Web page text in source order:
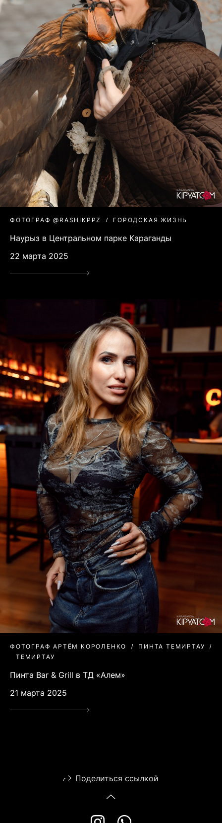
ФОТОГРАФ @RASHIKPPZ ГОРОДСКАЯ ЖИЗНЬ
Наурыз в Центральном парке Караганды
22 марта 2025
ФОТОГРАФ АРТЁМ КОРОЛЕНКО
ПИНТА ТЕМИРТАУ
ТЕМИРТАУ
Пинта Bar & Grill в ТД «Алем»
21 марта 2025
Поделиться ссылкой